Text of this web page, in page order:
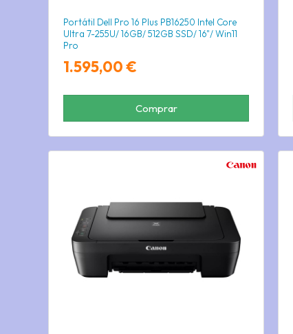
Portátil Dell Pro 16 Plus PB16250 Intel Core
Ultra 7-255U/ 16GB/ 512GB SSD/ 16"/ Win11
Pro
1.595,00 €
Comprar